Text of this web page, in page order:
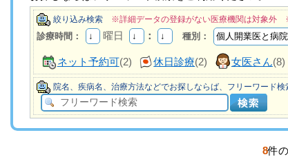
絞り込み検索 ※詳細データの登録がない医療機関は対象外
診療時間： 曜日 ： 種別：
ネット予約可(2) 休日診療(2) 女医さん(8)
院名、疾病名、治療方法などでお探しならば、フリーワード
8件